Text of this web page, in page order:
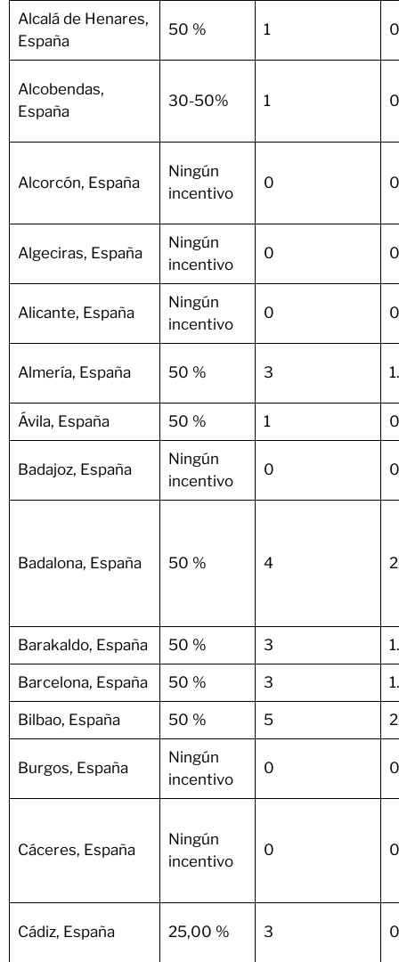
Alcalá de Henares,
España
50 % 1
Alcobendas,
España
30-50% 1
Alcorcón, España
Ningún
incentivo
0
Algeciras, España
Ningún
incentivo
0
Alicante, España
Ningún
incentivo
0
Almería, España 50 % 3
Ávila, España 50 % 1
Badajoz, España
Ningún
incentivo
0
Badalona, España 50 % 4
Barakaldo, España 50 % 3
Barcelona, España 50 % 3
Bilbao, España 50 % 5
Burgos, España
Ningún
incentivo
0
Cáceres, España
Ningún
incentivo
0
Cádiz, España 25,00 % 3